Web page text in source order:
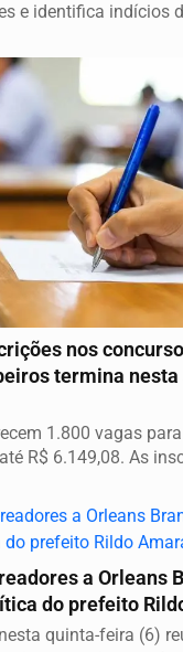
e identifica indícios
nos
termina
1.800 vagas
R$ 6.149,08. As
a Orleans
do prefeito
quinta-feira (6)